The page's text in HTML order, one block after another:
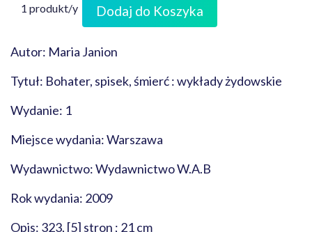
1 produkt/y Dodaj do Koszyka
Autor: Maria Janion
Tytuł: Bohater, spisek, śmierć : wykłady żydowskie
Wydanie: 1
Miejsce wydania: Warszawa
Wydawnictwo: Wydawnictwo W.A.B
Rok wydania: 2009
Opis: 323, [5] stron ; 21 cm